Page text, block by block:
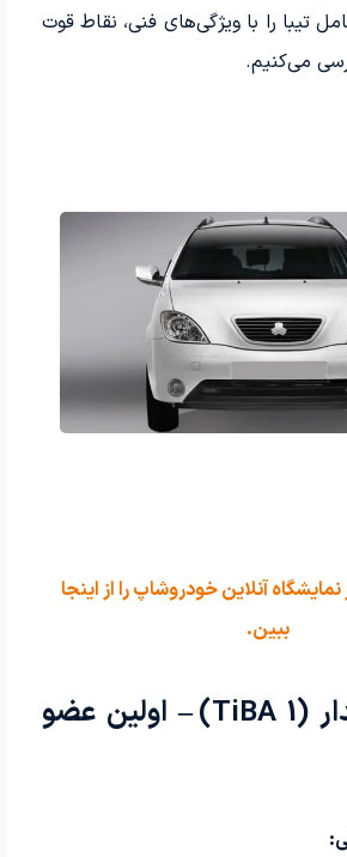
تیبا را با ویژگی‌های فنی، نقاط قوت
می‌کنیم.
آنلاین خودروشاپ را از اینجا
ببین.
تیبا صندوقدار (TiBA 1) – اولین عضو